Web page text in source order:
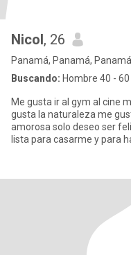
Nicol, 26
Panamá, Panamá, Panamá
Buscando: Hombre 40 - 60
Me gusta ir al gym al cine
gusta la naturaleza me
amorosa solo deseo ser
lista para casarme y para